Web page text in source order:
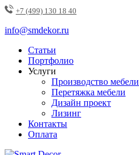
+7 (499) 130 18 40
info@smdekor.ru
Статьи
Портфолио
Услуги
Производство мебели
Перетяжка мебели
Дизайн проект
Лизинг
Контакты
Оплата